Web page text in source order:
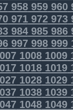
958959960
971972973
984985986
997998999
10081009
10181019
10281029
10381039
10481049